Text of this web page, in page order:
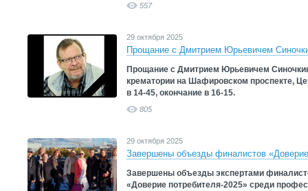
557
29 октября 2025
Прощание с Дмитрием Юрьевичем
Прощание с Дмитрием Юрьевичем
крематории на Шафировском проспекте,
в 14-45, окончание в 16-15.
805
29 октября 2025
Завершены объезды финалистов
Завершены объезды экспертами
«Доверие потребителя-2025» среди